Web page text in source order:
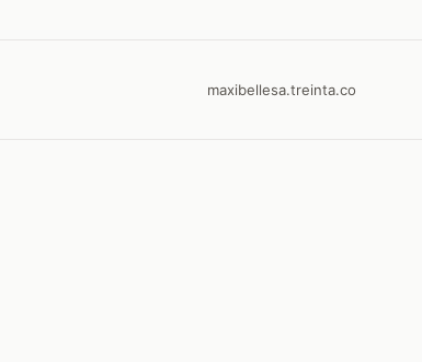
maxibellesa.treinta.co